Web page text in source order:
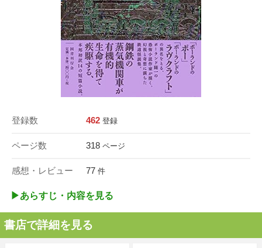
登録数 462 登録
ページ数 318 ページ
感想・レビュー 77 件
▶︎あらすじ・内容を見る
書店で詳細を見る